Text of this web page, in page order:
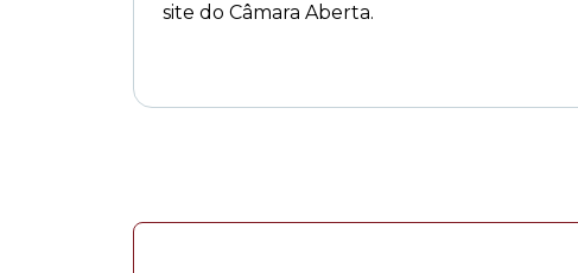
site do Câmara Aberta.